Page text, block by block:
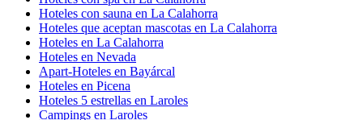
Hoteles con sauna en La Calahorra
Hoteles que aceptan mascotas en La Calahorra
Hoteles en La Calahorra
Hoteles en Nevada
Apart-Hoteles en Bayárcal
Hoteles en Picena
Hoteles 5 estrellas en Laroles
Campings en Laroles